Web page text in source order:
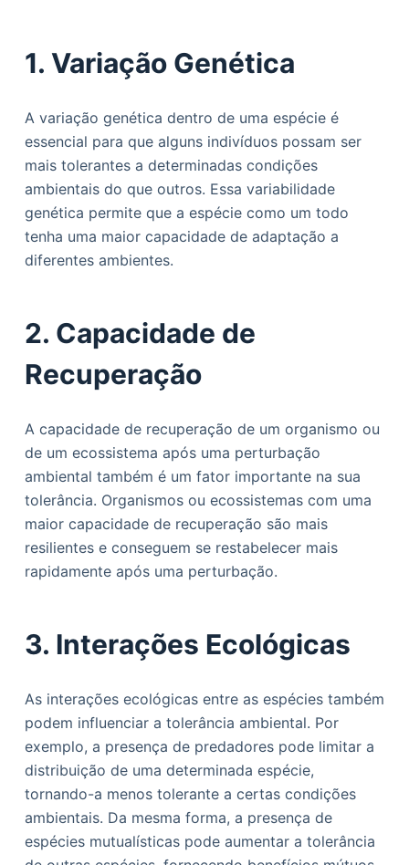
1. Variação Genética
A variação genética dentro de uma espécie é
essencial para que alguns indivíduos possam ser
mais tolerantes a determinadas condições
ambientais do que outros. Essa variabilidade
genética permite que a espécie como um todo
tenha uma maior capacidade de adaptação a
diferentes ambientes.
2. Capacidade de
Recuperação
A capacidade de recuperação de um organismo ou
de um ecossistema após uma perturbação
ambiental também é um fator importante na sua
tolerância. Organismos ou ecossistemas com uma
maior capacidade de recuperação são mais
resilientes e conseguem se restabelecer mais
rapidamente após uma perturbação.
3. Interações Ecológicas
As interações ecológicas entre as espécies também
podem influenciar a tolerância ambiental. Por
exemplo, a presença de predadores pode limitar a
distribuição de uma determinada espécie,
tornando-a menos tolerante a certas condições
ambientais. Da mesma forma, a presença de
espécies mutualísticas pode aumentar a tolerância